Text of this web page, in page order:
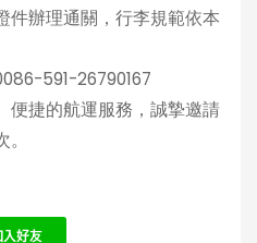
件辦理通關，行李規範依本
591-26790167
便捷的航運服務，誠摯邀請